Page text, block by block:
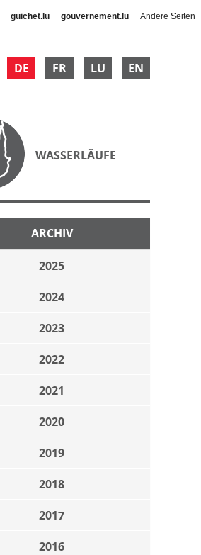
guichet.lu gouvernement.lu Andere Seiten
DE FR LU EN
WASSERLÄUFE
ARCHIV
2025
2024
2023
2022
2021
2020
2019
2018
2017
2016